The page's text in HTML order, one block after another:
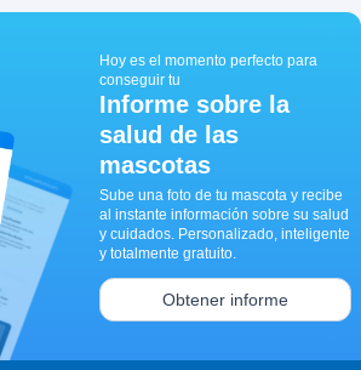
Hoy es el momento perfecto para
conseguir tu
Informe sobre la
salud de las
mascotas
Sube una foto de tu mascota y recibe
al instante información sobre su salud
y cuidados. Personalizado, inteligente
y totalmente gratuito.
Obtener informe